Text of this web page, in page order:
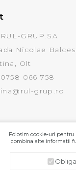
GRUP.SA
Nicolae
Olt
066 758
grup.ro
Folosim cookie-uri pentru
combina alte informatii